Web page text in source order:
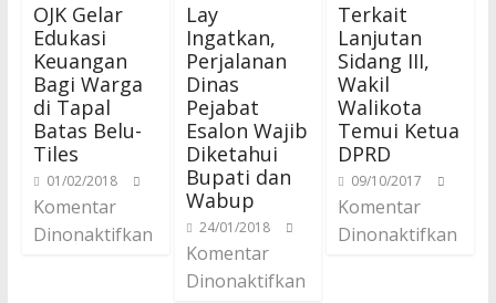
OJK Gelar
Edukasi
Keuangan
Bagi Warga
di Tapal
Batas Belu-
Tiles
01/02/2018
Komentar
Dinonaktifkan
Lay
Ingatkan,
Perjalanan
Dinas
Pejabat
Esalon Wajib
Diketahui
Bupati dan
Wabup
24/01/2018
Komentar
Dinonaktifkan
Terkait
Lanjutan
Sidang III,
Wakil
Walikota
Temui Ketua
DPRD
09/10/2017
Komentar
Dinonaktifkan